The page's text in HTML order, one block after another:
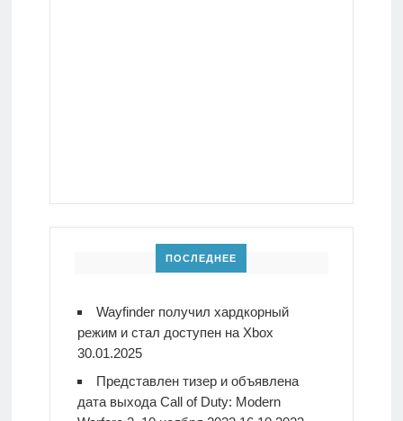
ПОСЛЕДНЕЕ
Wayfinder получил хардкорный
режим и стал доступен на Xbox
30.01.2025
Представлен тизер и объявлена
дата выхода Call of Duty: Modern